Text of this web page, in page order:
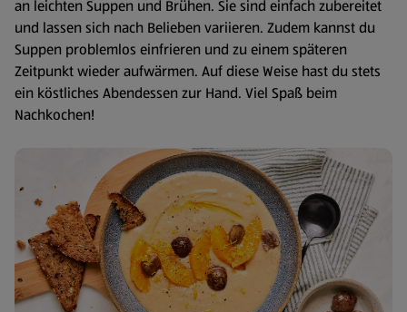
an leichten Suppen und Brühen. Sie sind einfach zubereitet
und lassen sich nach Belieben variieren. Zudem kannst du
Suppen problemlos einfrieren und zu einem späteren
Zeitpunkt wieder aufwärmen. Auf diese Weise hast du stets
ein köstliches Abendessen zur Hand. Viel Spaß beim
Nachkochen!